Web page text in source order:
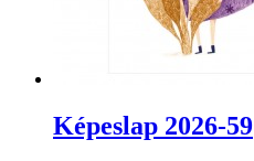
Képeslap 2026-59